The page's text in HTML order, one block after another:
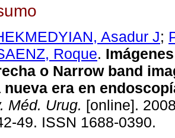
Asadur J;
Roque.
o Narrow band
nueva era en
Méd. Urug. [online].
49. ISSN 1688-0390.